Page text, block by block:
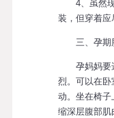
4、虽然现
装，但穿着应
三、孕期
孕妈妈要选
烈。可以在
动。坐在椅子
缩深层腹部